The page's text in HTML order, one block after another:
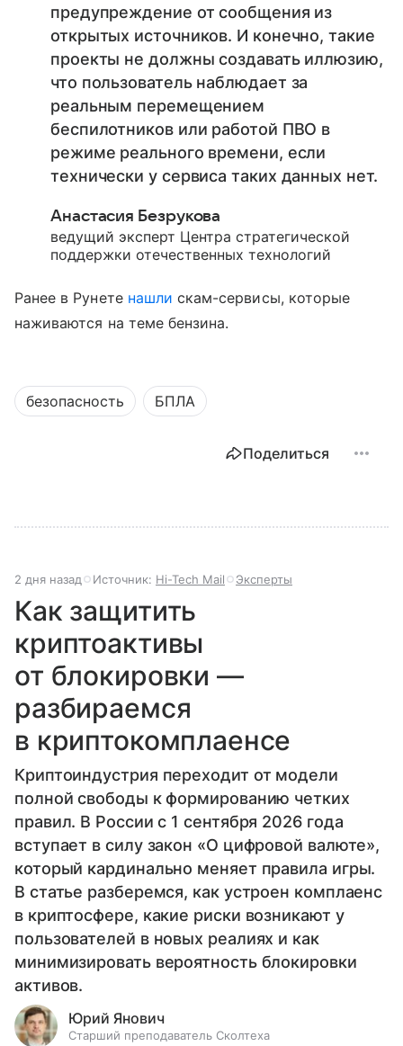
предупреждение от сообщения из
открытых источников. И конечно, такие
проекты не должны создавать иллюзию,
что пользователь наблюдает за
реальным перемещением
беспилотников или работой ПВО в
режиме реального времени, если
технически у сервиса таких данных нет.
Анастасия Безрукова
ведущий эксперт Центра стратегической
поддержки отечественных технологий
Ранее в Рунете нашли скам-сервисы, которые
наживаются на теме бензина.
безопасность БПЛА
Поделиться
2 дня назад Источник: Hi-Tech Mail Эксперты
Как защитить
криптоактивы
от блокировки —
разбираемся
в криптокомплаенсе
Криптоиндустрия переходит от модели
полной свободы к формированию четких
правил. В России с 1 сентября 2026 года
вступает в силу закон «О цифровой валюте»,
который кардинально меняет правила игры.
В статье разберемся, как устроен комплаенс
в криптосфере, какие риски возникают у
пользователей в новых реалиях и как
минимизировать вероятность блокировки
активов.
Юрий Янович
Старший преподаватель Сколтеха